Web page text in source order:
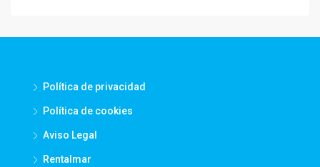
Política de privacidad
Política de cookies
Aviso Legal
Rentalmar